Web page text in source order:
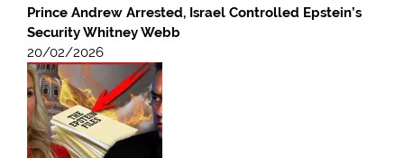
Prince Andrew Arrested, Israel Controlled Epstein’s
Security Whitney Webb
20/02/2026